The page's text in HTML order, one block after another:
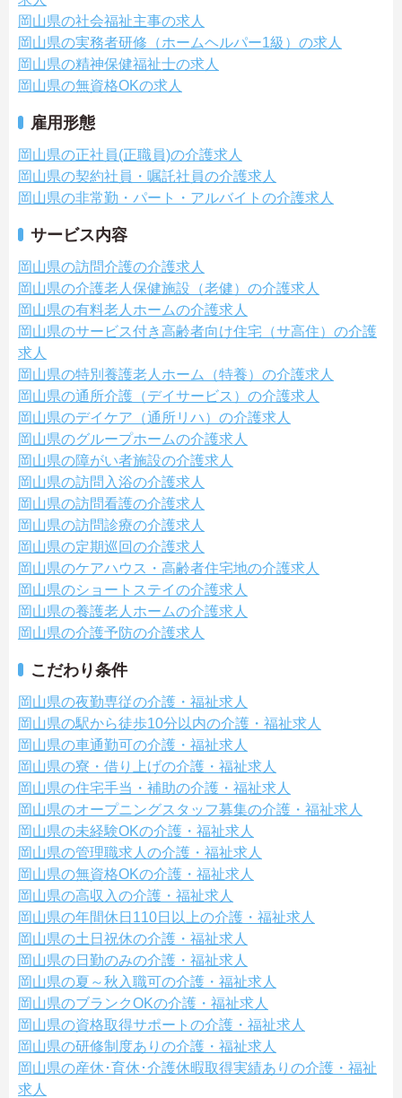
岡山県の社会福祉主事の求人
岡山県の実務者研修（ホームヘルパー1級）の求人
岡山県の精神保健福祉士の求人
岡山県の無資格OKの求人
雇用形態
岡山県の正社員(正職員)の介護求人
岡山県の契約社員・嘱託社員の介護求人
岡山県の非常勤・パート・アルバイトの介護求人
サービス内容
岡山県の訪問介護の介護求人
岡山県の介護老人保健施設（老健）の介護求人
岡山県の有料老人ホームの介護求人
岡山県のサービス付き高齢者向け住宅（サ高住）の介護
求人
岡山県の特別養護老人ホーム（特養）の介護求人
岡山県の通所介護（デイサービス）の介護求人
岡山県のデイケア（通所リハ）の介護求人
岡山県のグループホームの介護求人
岡山県の障がい者施設の介護求人
岡山県の訪問入浴の介護求人
岡山県の訪問看護の介護求人
岡山県の訪問診療の介護求人
岡山県の定期巡回の介護求人
岡山県のケアハウス・高齢者住宅地の介護求人
岡山県のショートステイの介護求人
岡山県の養護老人ホームの介護求人
岡山県の介護予防の介護求人
こだわり条件
岡山県の夜勤専従の介護・福祉求人
岡山県の駅から徒歩10分以内の介護・福祉求人
岡山県の車通勤可の介護・福祉求人
岡山県の寮・借り上げの介護・福祉求人
岡山県の住宅手当・補助の介護・福祉求人
岡山県のオープニングスタッフ募集の介護・福祉求人
岡山県の未経験OKの介護・福祉求人
岡山県の管理職求人の介護・福祉求人
岡山県の無資格OKの介護・福祉求人
岡山県の高収入の介護・福祉求人
岡山県の年間休日110日以上の介護・福祉求人
岡山県の土日祝休の介護・福祉求人
岡山県の日勤のみの介護・福祉求人
岡山県の夏～秋入職可の介護・福祉求人
岡山県のブランクOKの介護・福祉求人
岡山県の資格取得サポートの介護・福祉求人
岡山県の研修制度ありの介護・福祉求人
岡山県の産休･育休･介護休暇取得実績ありの介護・福祉
求人